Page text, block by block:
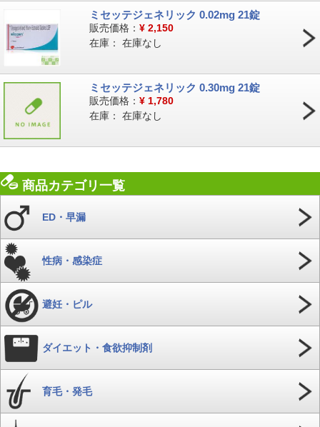
ミセッテジェネリック 0.02mg 21錠
販売価格： ¥ 2,150
在庫： 在庫なし
ミセッテジェネリック 0.30mg 21錠
販売価格： ¥ 1,780
在庫： 在庫なし
商品カテゴリ一覧
ED・早漏
性病・感染症
避妊・ピル
ダイエット・食欲抑制剤
育毛・発毛